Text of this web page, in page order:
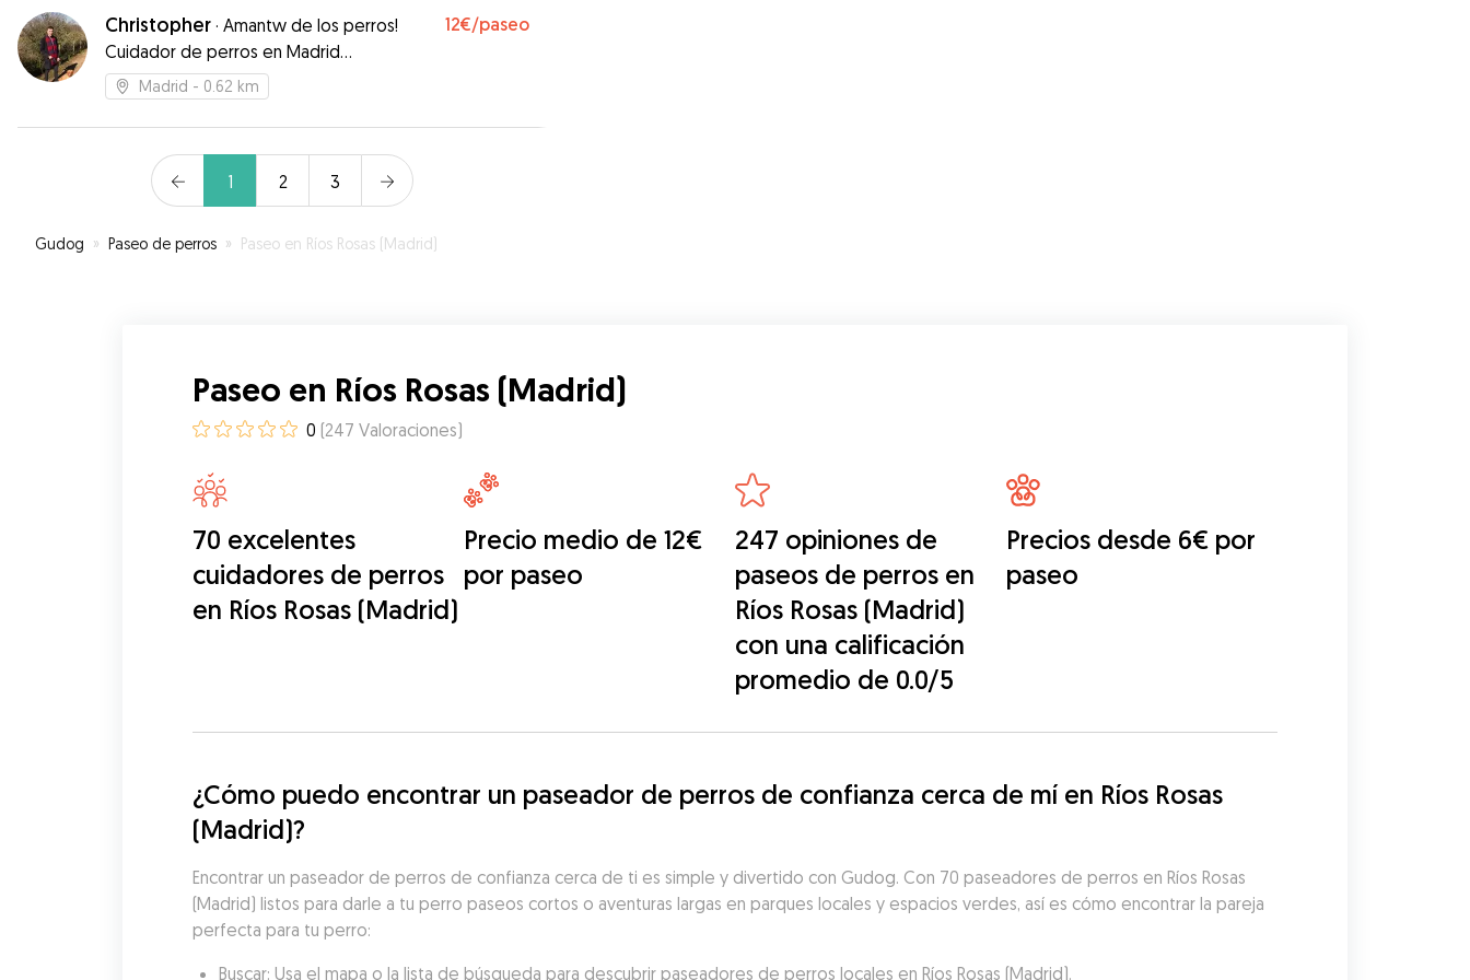
Christopher · Amantw de los perros!
Cuidador de perros en Madrid
centro/norte
12€/paseo
Madrid - 0.62 km
1 2 3
Gudog » Paseo de perros » Paseo en Ríos Rosas (Madrid)
Paseo en Ríos Rosas (Madrid)
0 (247 Valoraciones)
70 excelentes
cuidadores de perros
en Ríos Rosas (Madrid)
Precio medio de 12€
por paseo
247 opiniones de
paseos de perros en
Ríos Rosas (Madrid)
con una calificación
promedio de 0.0/5
Precios desde 6€ por
paseo
¿Cómo puedo encontrar un paseador de perros de confianza cerca de mí en Ríos Rosas
(Madrid)?
Encontrar un paseador de perros de confianza cerca de ti es simple y divertido con Gudog. Con 70 paseadores de perros en Ríos Rosas
(Madrid) listos para darle a tu perro paseos cortos o aventuras largas en parques locales y espacios verdes, así es cómo encontrar la pareja
perfecta para tu perro:
Buscar: Usa el mapa o la lista de búsqueda para descubrir paseadores de perros locales en Ríos Rosas (Madrid).